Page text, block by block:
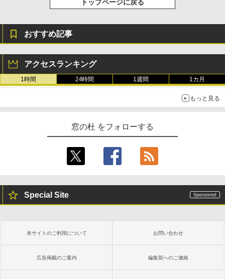
トップページに戻る
おすすめ記事
アクセスランキング
1時間 24時間 1週間 1カ月
もっと見る
窓の杜 をフォローする
Special Site
本サイトのご利用について お問い合わせ
広告掲載のご案内 編集部へのご連絡